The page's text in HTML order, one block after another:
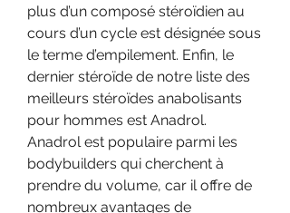
plus d’un composé stéroïdien au
cours d’un cycle est désignée sous
le terme d’empilement. Enfin, le
dernier stéroïde de notre liste des
meilleurs stéroïdes anabolisants
pour hommes est Anadrol.
Anadrol est populaire parmi les
bodybuilders qui cherchent à
prendre du volume, car il offre de
nombreux avantages de